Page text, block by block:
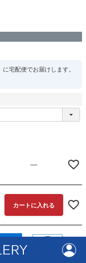
に宅配便でお届けします。
—
カートに入れる